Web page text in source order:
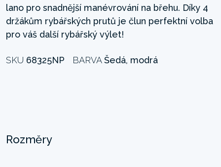
lano pro snadnější manévrování na břehu. Díky 4
držákům rybářských prutů je člun perfektní volba
pro váš další rybářský výlet!
SKU 68325NP BARVAŠedá, modrá
Rozměry